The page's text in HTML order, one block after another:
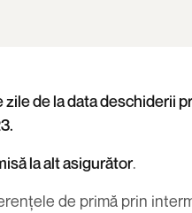
de la data deschiderii
la alt asigurător.
de primă prin